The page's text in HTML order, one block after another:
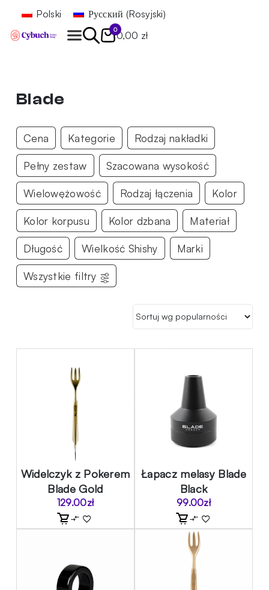
Polski Русский (Rosyjski)
0
0,00 zł
Blade
Cena Kategorie Rodzaj nakładki
Pełny zestaw Szacowana wysokość
Wielowężowość Rodzaj łączenia Kolor
Kolor korpusu Kolor dzbana Materiał
Długość Wielkość Shishy Marki
Wszystkie filtry
Widelczyk z Pokerem
Blade Gold
129.00zł
Łapacz melasy Blade
Black
99.00zł